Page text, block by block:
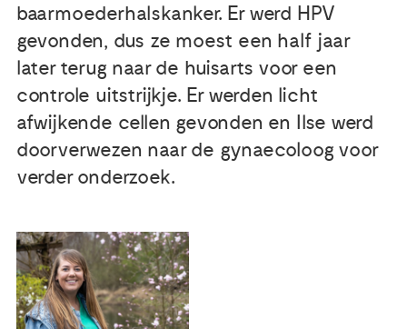
Nieuws
Agenda
Publicaties
Over ons
Contact
baarmoederhalskanker. Er werd HPV
gevonden, dus ze moest een half jaar
later terug naar de huisarts voor een
controle uitstrijkje. Er werden licht
afwijkende cellen gevonden en Ilse werd
doorverwezen naar de gynaecoloog voor
verder onderzoek.